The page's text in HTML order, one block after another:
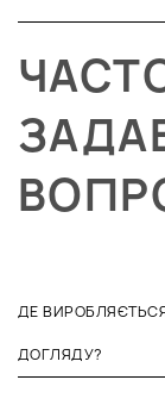
ДЕ
ДОГЛЯДУ?